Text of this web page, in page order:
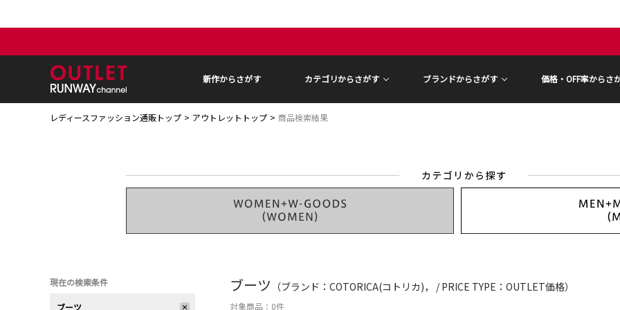
新作からさがす カテゴリからさがす ブランドからさがす 価格・OFF率からさ
レディースファッション通販トップ アウトレットトップ 商品検索結果
ブーツ （ブランド：COTORICA(コトリカ)， / PRICE TYPE：OUTLET価格）
対象商品： 0件
現在の検索条件
ブーツ